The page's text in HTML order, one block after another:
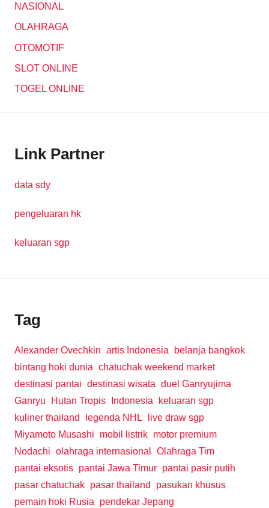
NASIONAL
OLAHRAGA
OTOMOTIF
SLOT ONLINE
TOGEL ONLINE
Link Partner
data sdy
pengeluaran hk
keluaran sgp
Tag
Alexander Ovechkin artis Indonesia
belanja bangkok
bintang hoki dunia chatuchak weekend market
destinasi pantai destinasi wisata duel Ganryujima
Ganryu
Hutan Tropis Indonesia
keluaran sgp
kuliner thailand
legenda NHL
live draw sgp
Miyamoto Musashi
mobil listrik motor premium
Nodachi olahraga internasional
Olahraga Tim
pantai eksotis pantai Jawa Timur pantai pasir putih
pasar chatuchak pasar thailand
pasukan khusus
pemain hoki Rusia pendekar Jepang